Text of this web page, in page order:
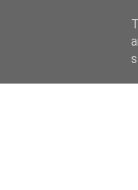
STRONA GŁÓWNA